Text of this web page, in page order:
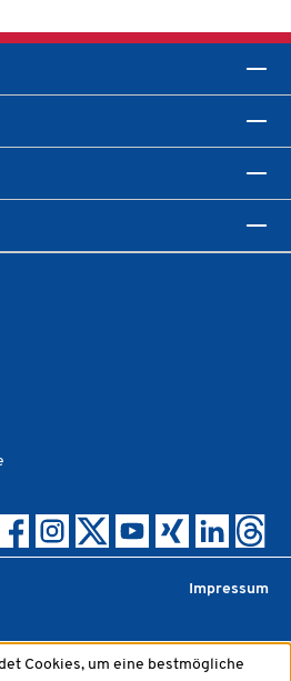
Impressum
Cookies, um eine bestmögliche